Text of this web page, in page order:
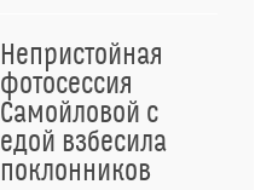
Непристойная
фотосессия
Самойловой с
едой взбесила
поклонников